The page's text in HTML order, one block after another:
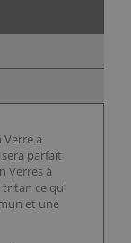
à
parfait
Verres à
tritan ce qui
et une